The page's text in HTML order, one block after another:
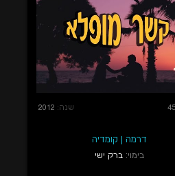
שנה: 2012
דרמה| קומדיה
בימוי: ברק ישי